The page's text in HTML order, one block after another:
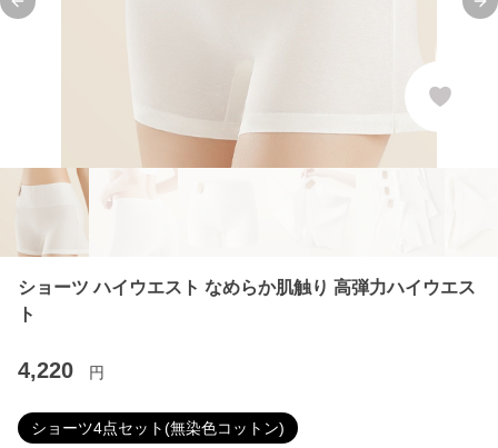
Previous slide
ショーツ ハイウエスト なめらか肌触り 高弾力ハイウエス
ト
4,220 円
ショーツ4点セット(無染色コットン)